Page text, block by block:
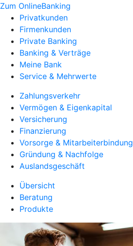
Zum OnlineBanking
Privatkunden
Firmenkunden
Private Banking
Banking & Verträge
Meine Bank
Service & Mehrwerte
Zahlungsverkehr
Vermögen & Eigenkapital
Versicherung
Finanzierung
Vorsorge & Mitarbeiterbindung
Gründung & Nachfolge
Auslandsgeschäft
Übersicht
Beratung
Produkte